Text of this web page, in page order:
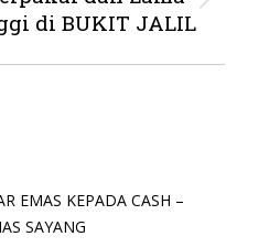
Next
post:di BUKIT JALIL
EMAS KEPADA CASH –
SAYANG